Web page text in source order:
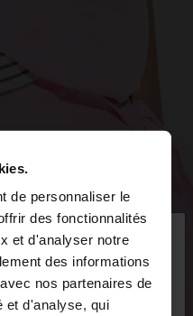
de personnaliser le
des fonctionnalités
et d'analyser notre
des informations
nos partenaires de
et d'analyse, qui
×
France. Voulez-vous
States?